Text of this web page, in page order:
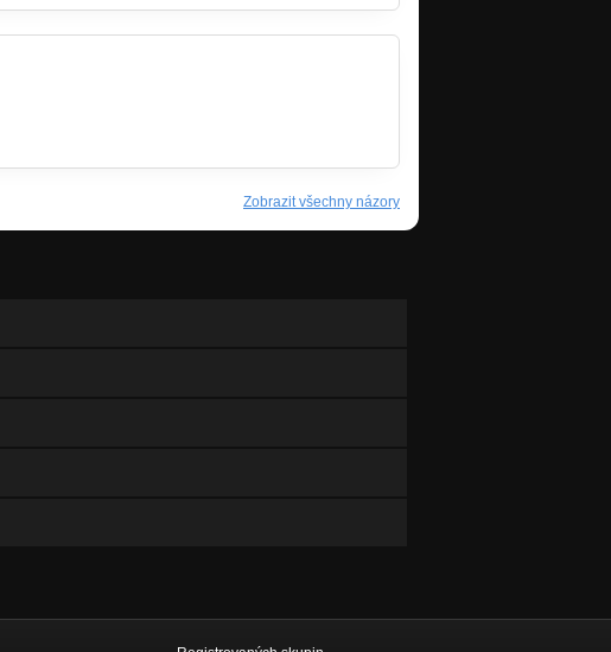
Zobrazit všechny názory